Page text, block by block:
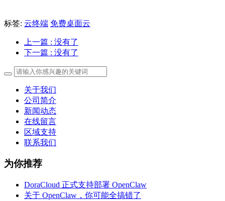
标签: 云终端 免费桌面云
上一篇 : 没有了
下一篇 : 没有了
关于我们
公司简介
新闻动态
在线留言
区域支持
联系我们
为你推荐
DoraCloud 正式支持部署 OpenClaw
关于 OpenClaw，你可能全搞错了